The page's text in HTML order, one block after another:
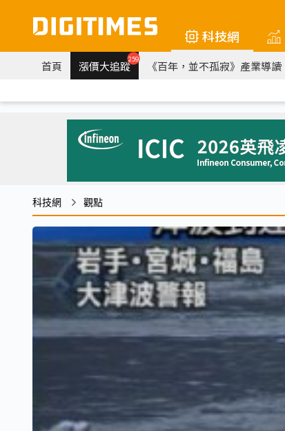
科技網
首頁 漲價大追蹤259 《百年，並不孤寂》產業導讀
科技網 觀點